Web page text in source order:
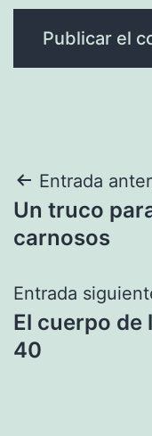
de
Entrada
Un truco
carnosos
Entrada
El cuerpo de
40